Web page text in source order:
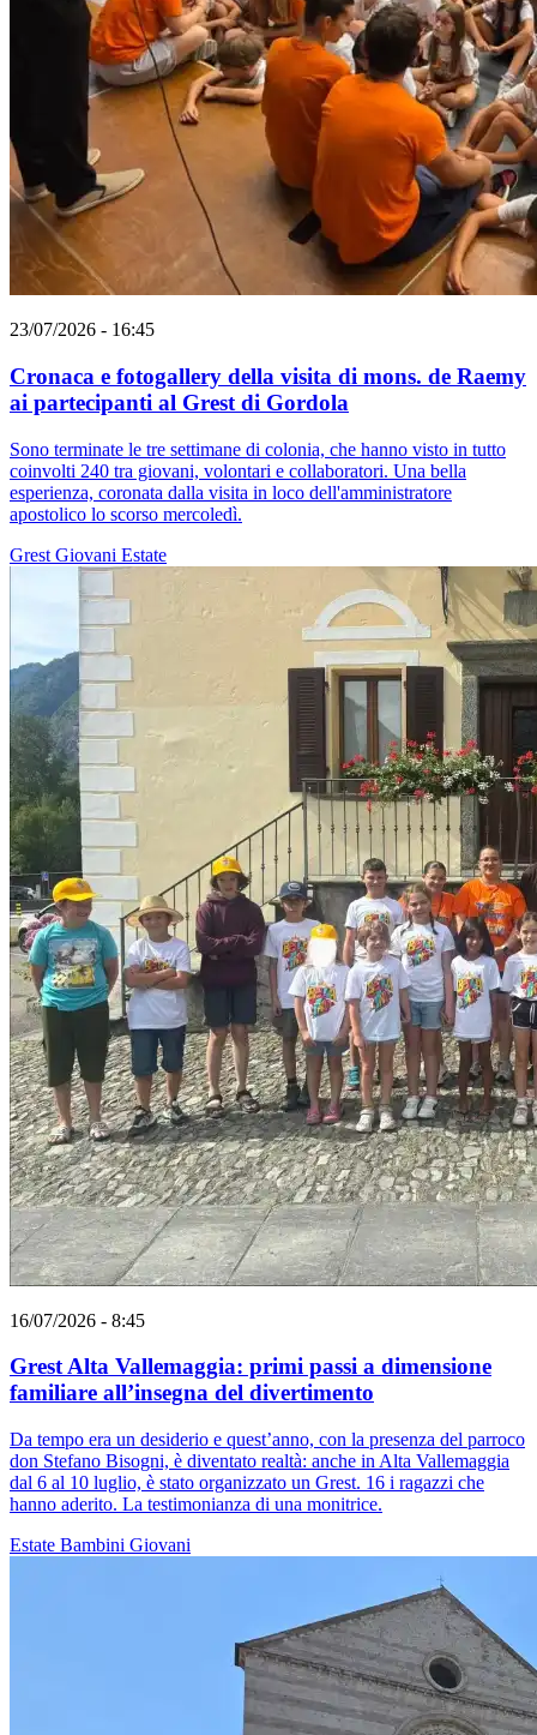
23/07/2026 - 16:45
Cronaca e fotogallery della visita di mons. de Raemy
ai partecipanti al Grest di Gordola
Sono terminate le tre settimane di colonia, che hanno visto in tutto
coinvolti 240 tra giovani, volontari e collaboratori. Una bella
esperienza, coronata dalla visita in loco dell'amministratore
apostolico lo scorso mercoledì.
Grest Giovani Estate
16/07/2026 - 8:45
Grest Alta Vallemaggia: primi passi a dimensione
familiare all’insegna del divertimento
Da tempo era un desiderio e quest’anno, con la presenza del parroco
don Stefano Bisogni, è diventato realtà: anche in Alta Vallemaggia
dal 6 al 10 luglio, è stato organizzato un Grest. 16 i ragazzi che
hanno aderito. La testimonianza di una monitrice.
Estate Bambini Giovani